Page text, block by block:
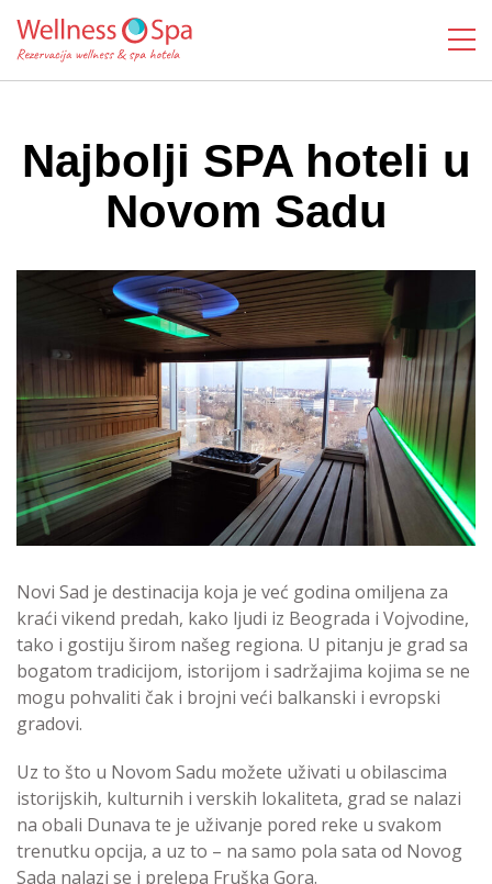
Najbolji SPA hoteli u
Novom Sadu
Novi Sad je destinacija koja je već godina omiljena za
kraći vikend predah, kako ljudi iz Beograda i Vojvodine,
tako i gostiju širom našeg regiona. U pitanju je grad sa
bogatom tradicijom, istorijom i sadržajima kojima se ne
mogu pohvaliti čak i brojni veći balkanski i evropski
gradovi.
Uz to što u Novom Sadu možete uživati u obilascima
istorijskih, kulturnih i verskih lokaliteta, grad se nalazi
na obali Dunava te je uživanje pored reke u svakom
trenutku opcija, a uz to – na samo pola sata od Novog
Sada nalazi se i prelepa Fruška Gora.